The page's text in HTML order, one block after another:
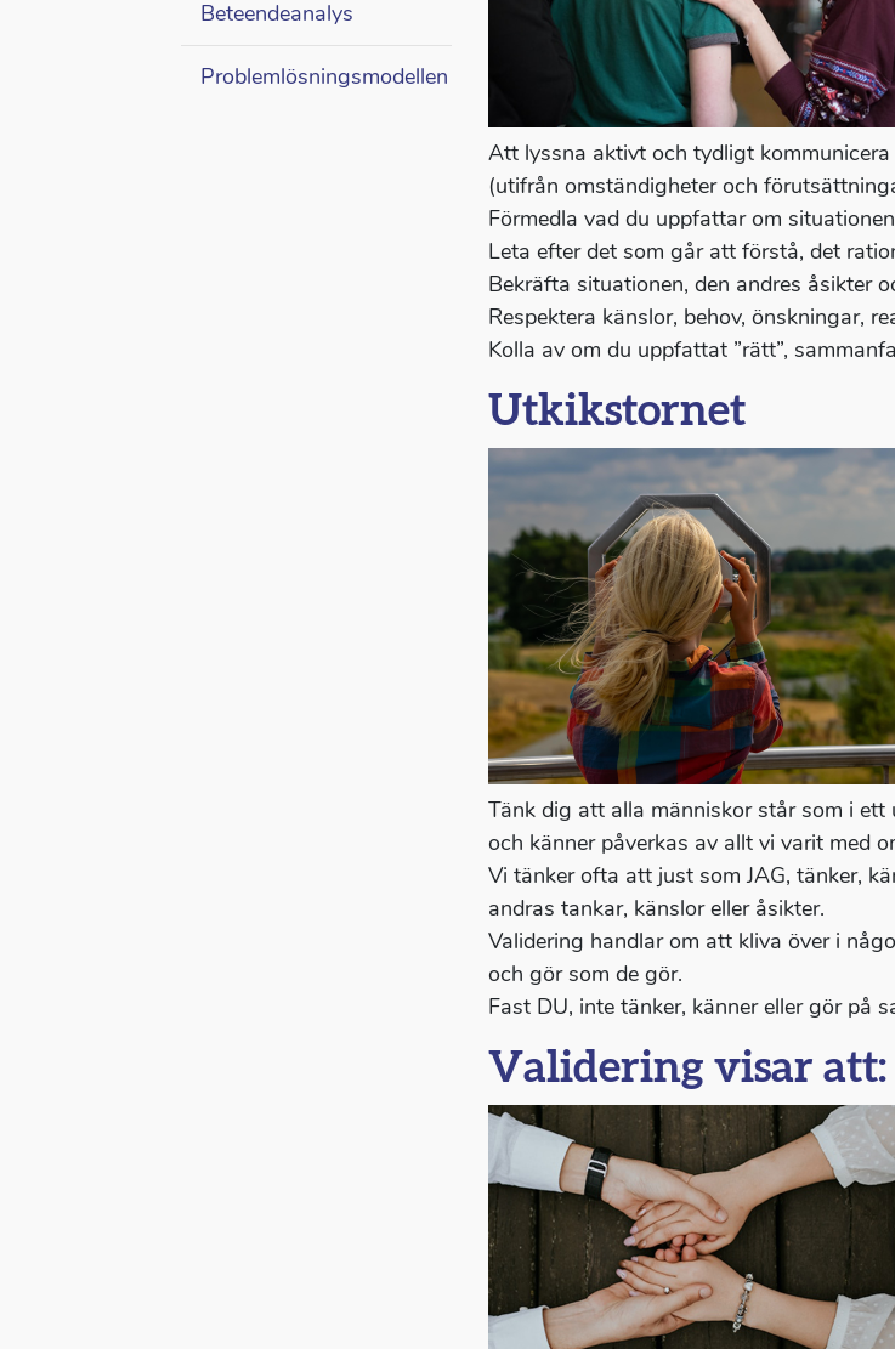
Beteendeanalys
Problemlösningsmodellen
Att lyssna aktivt och tydligt
(utifrån omständigheter och
Förmedla vad du uppfattar om
Leta efter det som går att förstå, det
Bekräfta situationen, den andres åsikter
Respektera känslor, behov, önskningar,
Kolla av om du uppfattat ”rätt”,
Utkikstornet
Tänk dig att alla människor står som i ett
och känner påverkas av allt vi varit med
Vi tänker ofta att just som JAG, tänker,
andras tankar, känslor eller åsikter.
Validering handlar om att kliva över i
och gör som de gör.
Fast DU, inte tänker, känner eller gör på
Validering visar att: